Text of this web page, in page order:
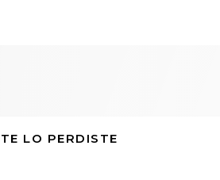
LO PERDISTE